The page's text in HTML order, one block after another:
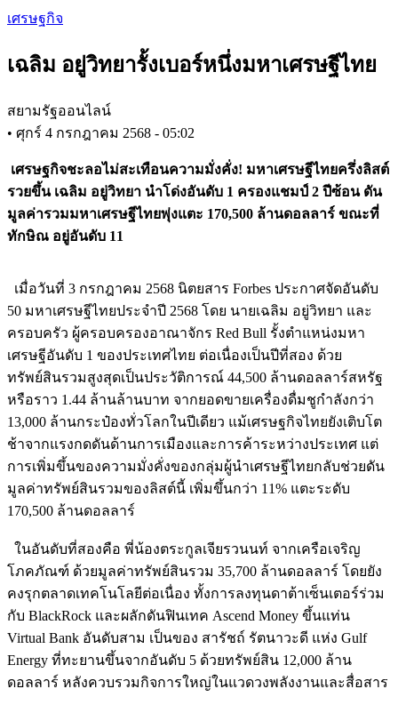
Skip
content
เศรษฐกิจ
เฉลิม อยู่วิทยารั้งเบอร์หนึ่งมหาเศรษฐีไทย
สยามรัฐออนไลน์
• ศุกร์ 4 กรกฎาคม 2568 - 05:02
เศรษฐกิจชะลอไม่สะเทือนความมั่งคั่ง! มหาเศรษฐีไทยครึ่งลิสต์
รวยขึ้น เฉลิม อยู่วิทยา นำโด่งอันดับ 1 ครองแชมป์ 2 ปีซ้อน ดัน
มูลค่ารวมมหาเศรษฐีไทยพุ่งแตะ 170,500 ล้านดอลลาร์ ขณะที่
ทักษิณ อยู่อันดับ 11
เมื่อวันที่ 3 กรกฎาคม 2568 นิตยสาร Forbes ประกาศจัดอันดับ
50 มหาเศรษฐีไทยประจำปี 2568 โดย นายเฉลิม อยู่วิทยา และ
ครอบครัว ผู้ครอบครองอาณาจักร Red Bull รั้งตำแหน่งมหา
เศรษฐีอันดับ 1 ของประเทศไทย ต่อเนื่องเป็นปีที่สอง ด้วย
ทรัพย์สินรวมสูงสุดเป็นประวัติการณ์ 44,500 ล้านดอลลาร์สหรัฐ
หรือราว 1.44 ล้านล้านบาท จากยอดขายเครื่องดื่มชูกำลังกว่า
13,000 ล้านกระป๋องทั่วโลกในปีเดียว แม้เศรษฐกิจไทยยังเติบโต
ช้าจากแรงกดดันด้านการเมืองและการค้าระหว่างประเทศ แต่
การเพิ่มขึ้นของความมั่งคั่งของกลุ่มผู้นำเศรษฐีไทยกลับช่วยดัน
มูลค่าทรัพย์สินรวมของลิสต์นี้ เพิ่มขึ้นกว่า 11% แตะระดับ
170,500 ล้านดอลลาร์
ในอันดับที่สองคือ พี่น้องตระกูลเจียรวนนท์ จากเครือเจริญ
โภคภัณฑ์ ด้วยมูลค่าทรัพย์สินรวม 35,700 ล้านดอลลาร์ โดยยัง
คงรุกตลาดเทคโนโลยีต่อเนื่อง ทั้งการลงทุนดาต้าเซ็นเตอร์ร่วม
กับ BlackRock และผลักดันฟินเทค Ascend Money ขึ้นแท่น
Virtual Bank อันดับสาม เป็นของ สารัชถ์ รัตนาวะดี แห่ง Gulf
Energy ที่ทะยานขึ้นจากอันดับ 5 ด้วยทรัพย์สิน 12,000 ล้าน
ดอลลาร์ หลังควบรวมกิจการใหญ่ในแวดวงพลังงานและสื่อสาร